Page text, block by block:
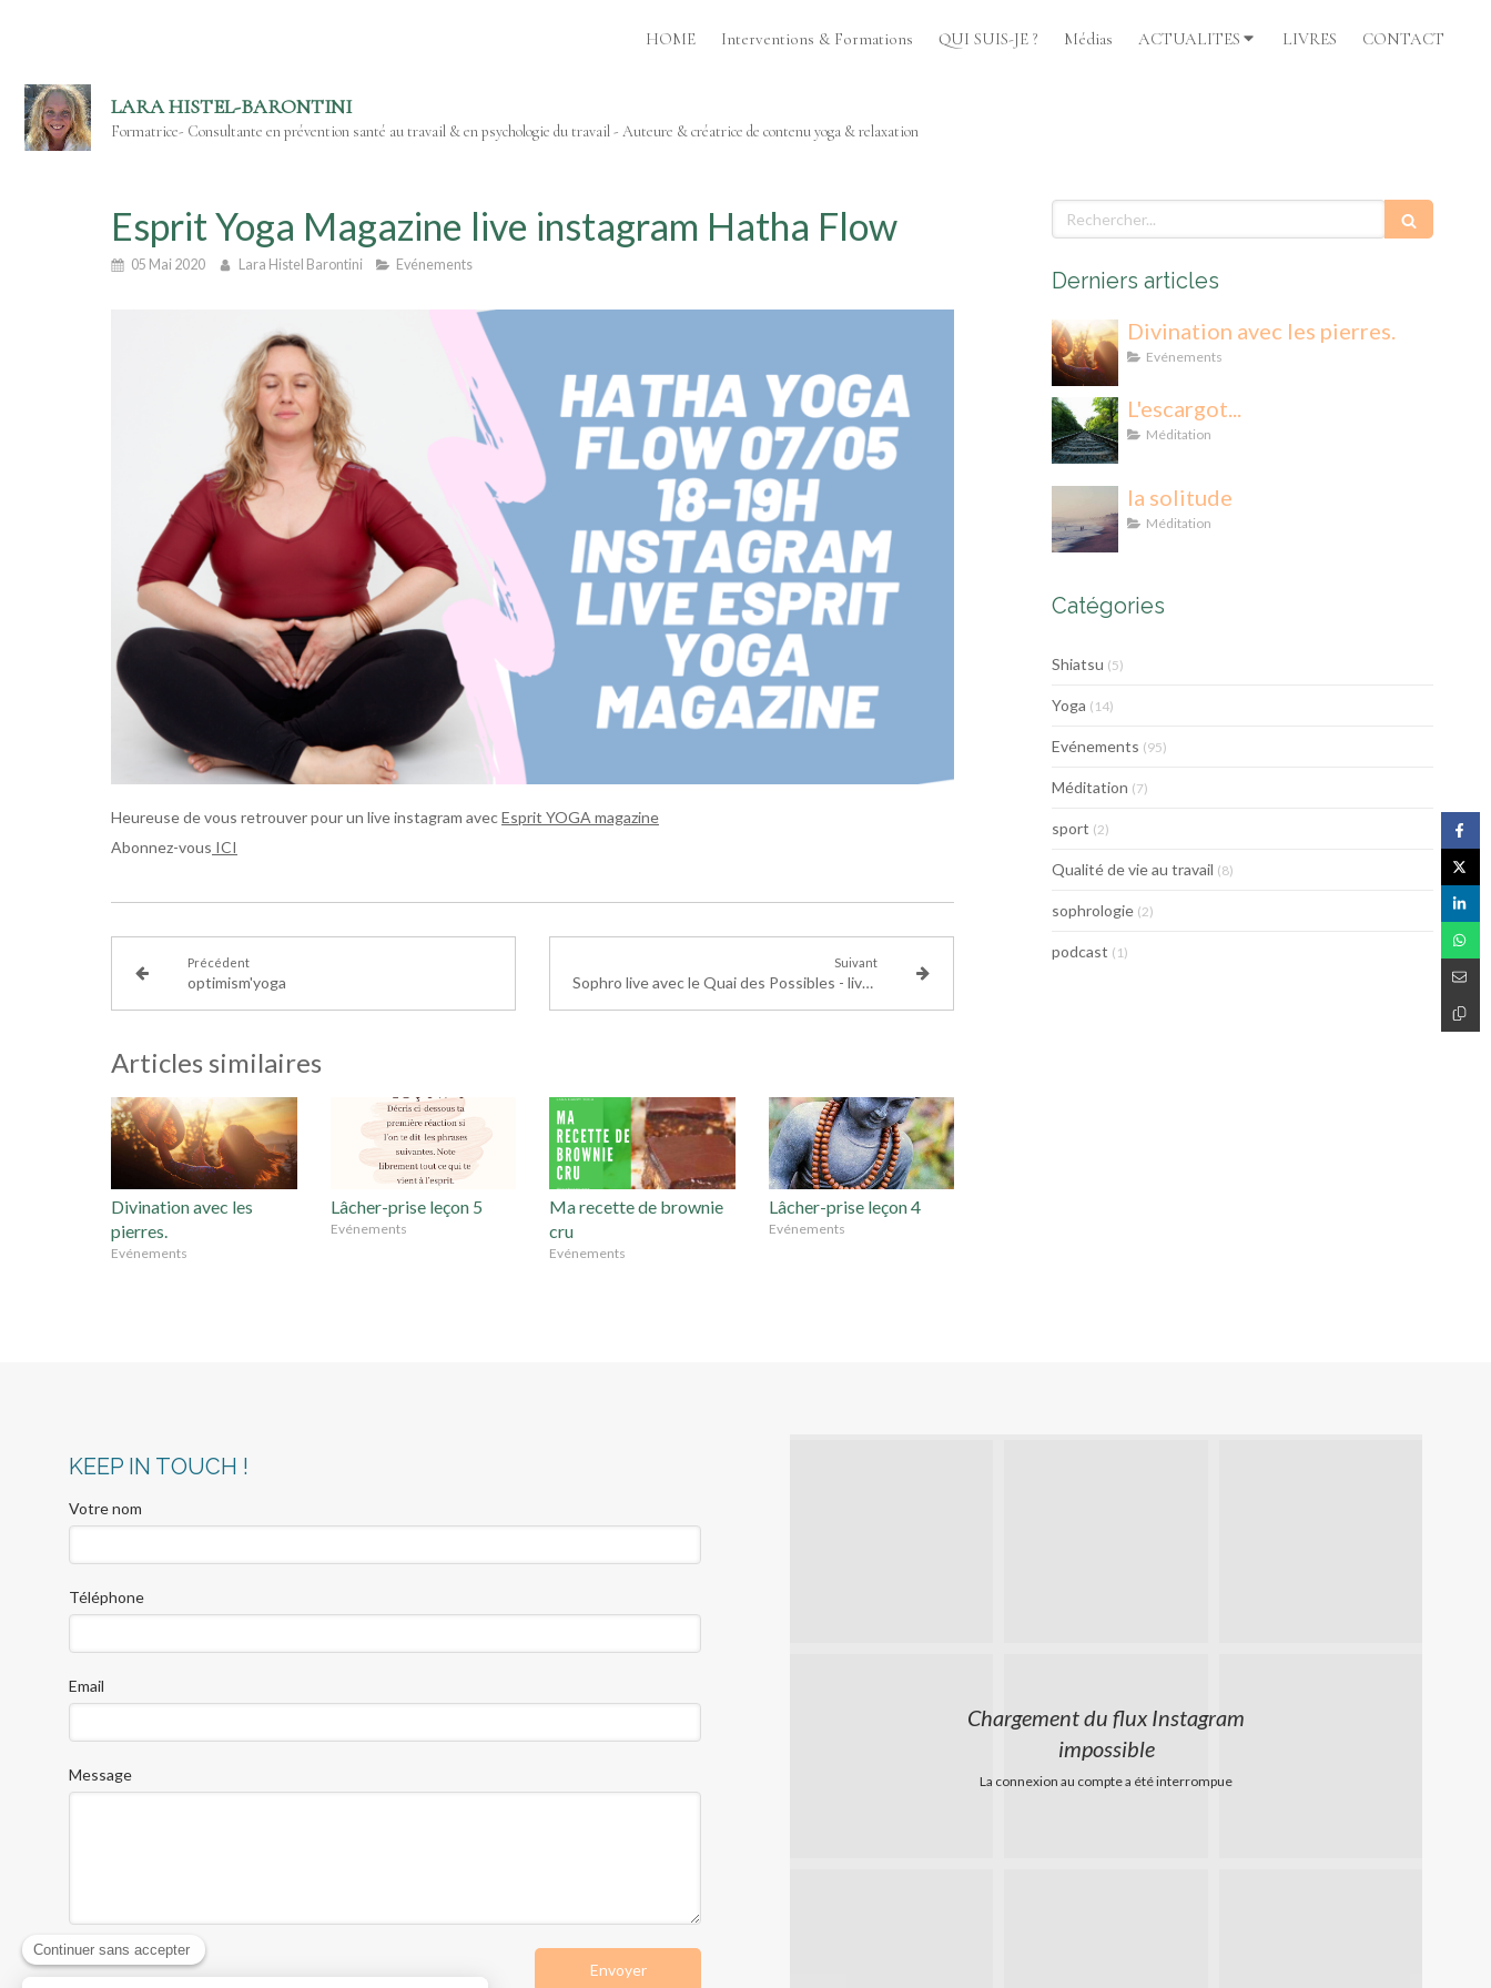
HOME Interventions & Formations QUI SUIS-JE ? Médias ACTUALITES LIVRES CONTACT
LARA HISTEL-BARONTINI
Formatrice- Consultante en prévention santé au travail & en psychologie du travail - Auteure & créatrice de contenu yoga & relaxation
Esprit Yoga Magazine live instagram Hatha Flow
05 Mai 2020 Lara Histel Barontini Evénements
Heureuse de vous retrouver pour un live instagram avecEsprit YOGA magazine
Abonnez-vous ICI
Précédent
optimism'yoga
Suivant
Sophro live avec le Quai des Possibles - live samedi 10H
Articles similaires
Divination avec les
pierres.
Evénements
Lâcher-prise leçon 5
Evénements
Ma recette de brownie
cru
Evénements
Lâcher-prise leçon 4
Evénements
Derniers articles
Divination avec les pierres.
Evénements
L'escargot...
Méditation
la solitude
Méditation
Catégories
Shiatsu (5)
Yoga (14)
Evénements (95)
Méditation (7)
sport (2)
Qualité de vie au travail (8)
sophrologie (2)
podcast (1)
KEEP IN TOUCH !
Votre nom
Téléphone
Email
Message
Envoyer
Chargement du flux Instagram
impossible
La connexion au compte a été interrompue